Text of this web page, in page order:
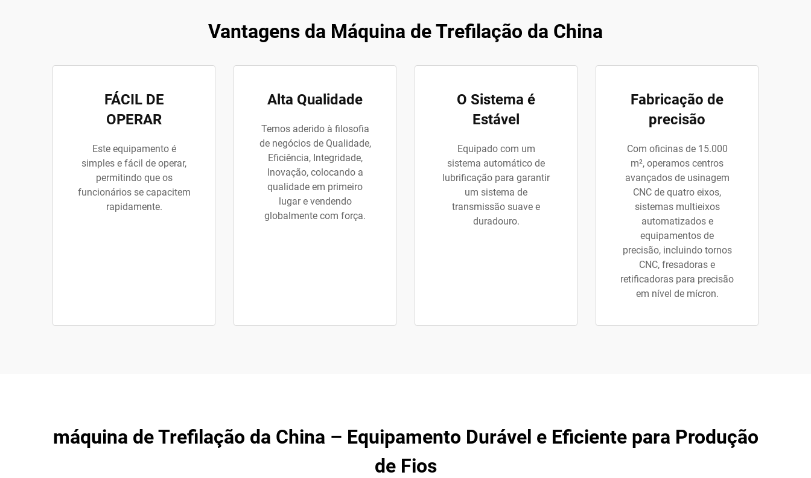
Vantagens da Máquina de Trefilação da China
FÁCIL DE
OPERAR
Este equipamento é
simples e fácil de operar,
permitindo que os
funcionários se capacitem
rapidamente.
Alta Qualidade
Temos aderido à filosofia
de negócios de Qualidade,
Eficiência, Integridade,
Inovação, colocando a
qualidade em primeiro
lugar e vendendo
globalmente com força.
O Sistema é
Estável
Equipado com um
sistema automático de
lubrificação para garantir
um sistema de
transmissão suave e
duradouro.
Fabricação de
precisão
Com oficinas de 15.000
m², operamos centros
avançados de usinagem
CNC de quatro eixos,
sistemas multieixos
automatizados e
equipamentos de
precisão, incluindo tornos
CNC, fresadoras e
retificadoras para precisão
em nível de mícron.
máquina de Trefilação da China – Equipamento Durável e Eficiente para Produção
de Fios